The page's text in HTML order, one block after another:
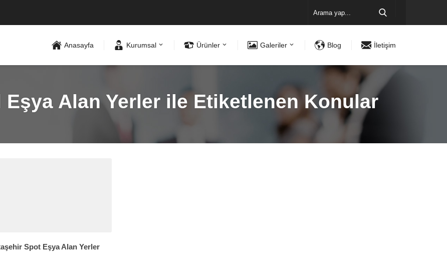
Anasayfa Kurumsal Ürünler Galeriler Blog İletişim
Alan Yerler ile Etiketlenen Konular
Spot Eşya Alan Yerler